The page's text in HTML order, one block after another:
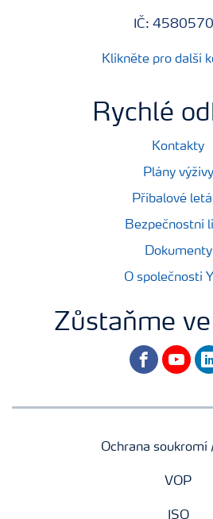
IČ:
Klikněte pro další
Rychlé
Kontakty
Plány výživy
Příbalové
Bezpečnostní
Dokumenty
O společnosti
Zůstaňme
facebookyoutube
Ochrana soukromí
VOP
ISO